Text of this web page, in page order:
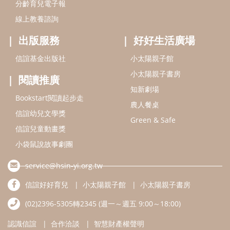
分齡育兒電子報
線上教養諮詢
出版服務
信誼基金出版社
閱讀推廣
Bookstart閱讀起步走
信誼幼兒文學獎
信誼兒童動畫獎
小袋鼠說故事劇團
好好生活廣場
小太陽親子館
小太陽親子書房
知新劇場
農人餐桌
Green & Safe
service@hsin-yi.org.tw
信誼好好育兒
小太陽親子館
小太陽親子書房
(02)2396-5305轉2345 (週一～週五 9:00～18:00)
認識信誼 合作洽談 智慧財產權聲明